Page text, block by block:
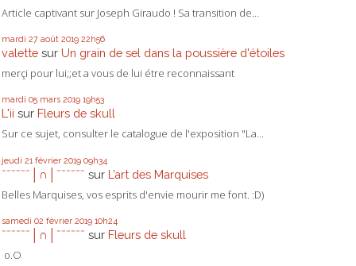
Article captivant sur Joseph Giraudo ! Sa transition de...
mardi 27 août 2019 22h56
valette sur Un grain de sel dans la poussière d'étoiles
merçi pour lui;;et a vous de lui étre reconnaissant
mardi 05 mars 2019 19h53
L'ii sur Fleurs de skull
Sur ce sujet, consulter le catalogue de l'exposition "La...
jeudi 21 février 2019 09h34
ˉˉˉˉˉˉ│∩│ˉˉˉˉˉˉ sur L’art des Marquises
Belles Marquises, vos esprits d'envie mourir me font. :D)
samedi 02 février 2019 10h24
ˉˉˉˉˉˉ│∩│ˉˉˉˉˉˉ sur Fleurs de skull
o.O